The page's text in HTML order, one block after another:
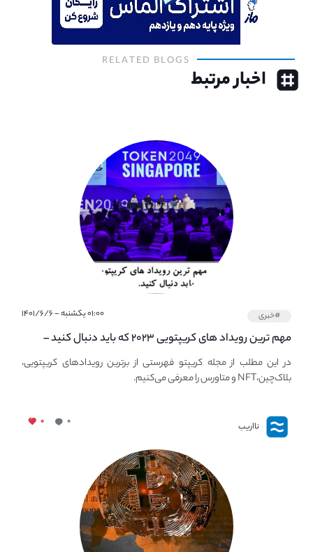
RELATED BLOGS
اخبار مرتبط
#خبری ۰۱:۰۰ یکشنبه - ۱۴۰۱/۶/۶
مهم ترین رویداد های کریپتویی ۲۰۲۳ که باید دنبال کنید –
معرفی بهترین رویداد های جهانی
در این مطلب از مجله کریپتو فهرستی از برترین رویدادهای کریپتویی،
بلاک‌چین،NFT و متاورس را معرفی می‌کنیم.
نااریب ۰ ۰